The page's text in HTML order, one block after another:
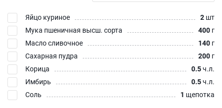
Яйцо куриное 2 шт
Мука пшеничная высш. сорта
400 г
Масло сливочное
140 г
Сахарная пудра
200 г
Корица
0.5ч.л.
Имбирь
0.5ч.л.
Соль
1 щепотка